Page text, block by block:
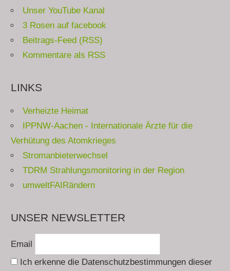
Unser YouTube Kanal
3 Rosen auf facebook
Beitrags-Feed (RSS)
Kommentare als RSS
LINKS
Verheizte Heimat
IPPNW-Aachen - Internationale Ärzte für die
Verhütung des Atomkrieges
Stromanbieterwechsel
TDRM Strahlungsmonitoring in der Region
umweltFAIRändern
UNSER NEWSLETTER
Email
Ich erkenne die Datenschutzbestimmungen dieser